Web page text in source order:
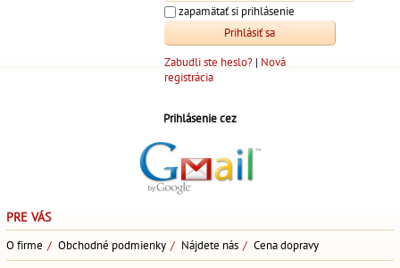
zapamätať si prihlásenie
Zabudli ste heslo?| Nová
registrácia
Prihlásenie cez
PRE VÁS
O firme / Obchodné podmienky / Nájdete nás / Cena dopravy